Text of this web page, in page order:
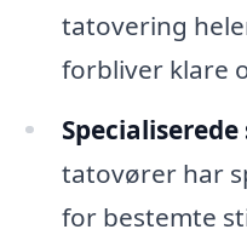
tatovering
forbliver klare
tatovører har
for bestemte